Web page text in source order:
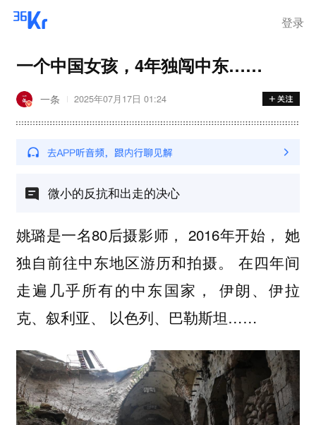
登录
一个中国女孩，4年独闯中东……
一条 2025年07月17日 01:24
微小的反抗和出走的决心
姚璐是一名80后摄影师， 2016年开始， 她
独自前往中东地区游历和拍摄。 在四年间
走遍几乎所有的中东国家， 伊朗、伊拉
克、叙利亚、 以色列、巴勒斯坦……